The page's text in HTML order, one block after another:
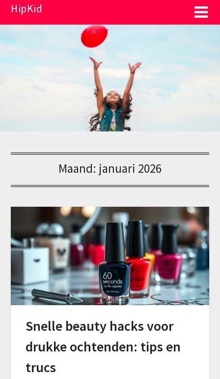
Overslaan
inhoud
HipKid
Maand: januari 2026
Snelle beauty hacks voor
drukke ochtenden: tips en
trucs